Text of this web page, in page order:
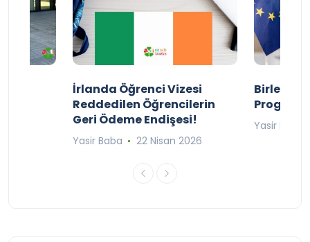
İrlanda Öğrenci Vizesi
Reddedilen Öğrencilerin
Geri Ödeme Endişesi!
Yasir Baba 22 Nisan 2026
Birleşik
Yasir Baba